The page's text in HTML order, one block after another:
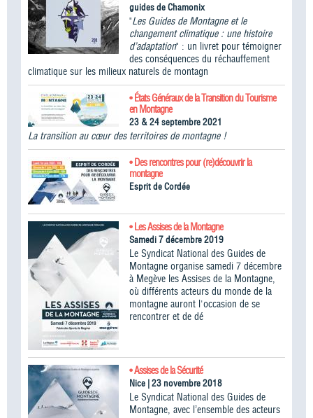
guides de Chamonix
"Les Guides de Montagne et le
changement climatique : une histoire
d’adaptation" : un livret pour témoigner
des conséquences du réchauffement
climatique sur les milieux naturels de montagn
• États Généraux de la Transition du Tourisme
en Montagne
23 & 24 septembre 2021
La transition au cœur des territoires de montagne !
• Des rencontres pour (re)découvrir la
montagne
Esprit de Cordée
• Les Assises de la Montagne
Samedi 7 décembre 2019
Le Syndicat National des Guides de
Montagne organise samedi 7 décembre
à Megève les Assises de la Montagne,
où différents acteurs du monde de la
montagne auront l'occasion de se
rencontrer et de dé
• Assises de la Sécurité
Nice | 23 novembre 2018
Le Syndicat National des Guides de
Montagne, avec l’ensemble des acteurs